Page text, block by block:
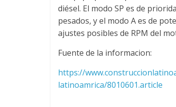
–
T
r
a
diésel. El modo SP es de
pesados, y el modo A es de
ajustes posibles de RPM del
Fuente de la informacion:
https://
latinoamrica/8010601.article